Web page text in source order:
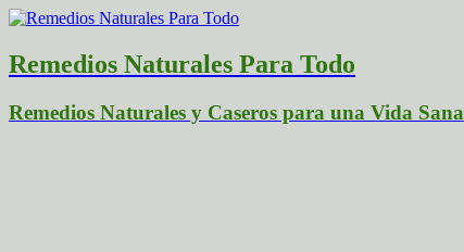
Remedios Naturales Para Todo
Remedios Naturales y Caseros para una Vida Sana